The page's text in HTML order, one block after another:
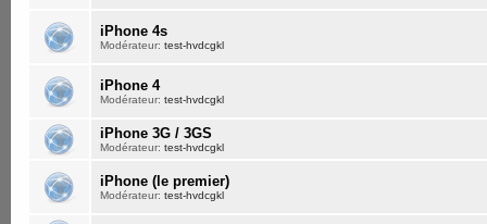
iPhone 4s
Modérateur:test-hvdcgkl
iPhone 4
Modérateur:test-hvdcgkl
iPhone 3G / 3GS
Modérateur:test-hvdcgkl
iPhone (le premier)
Modérateur:test-hvdcgkl